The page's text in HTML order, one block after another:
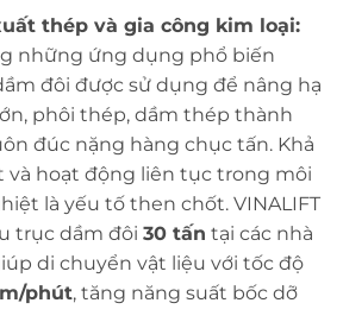
thép và gia công kim loại:
những ứng dụng phổ biến
đôi được sử dụng để nâng hạ
phôi thép, dầm thép thành
đúc nặng hàng chục tấn. Khả
và hoạt động liên tục trong môi
là yếu tố then chốt. VINALIFT
trục dầm đôi 30 tấn tại các nhà
di chuyển vật liệu với tốc độ
phút, tăng năng suất bốc dỡ